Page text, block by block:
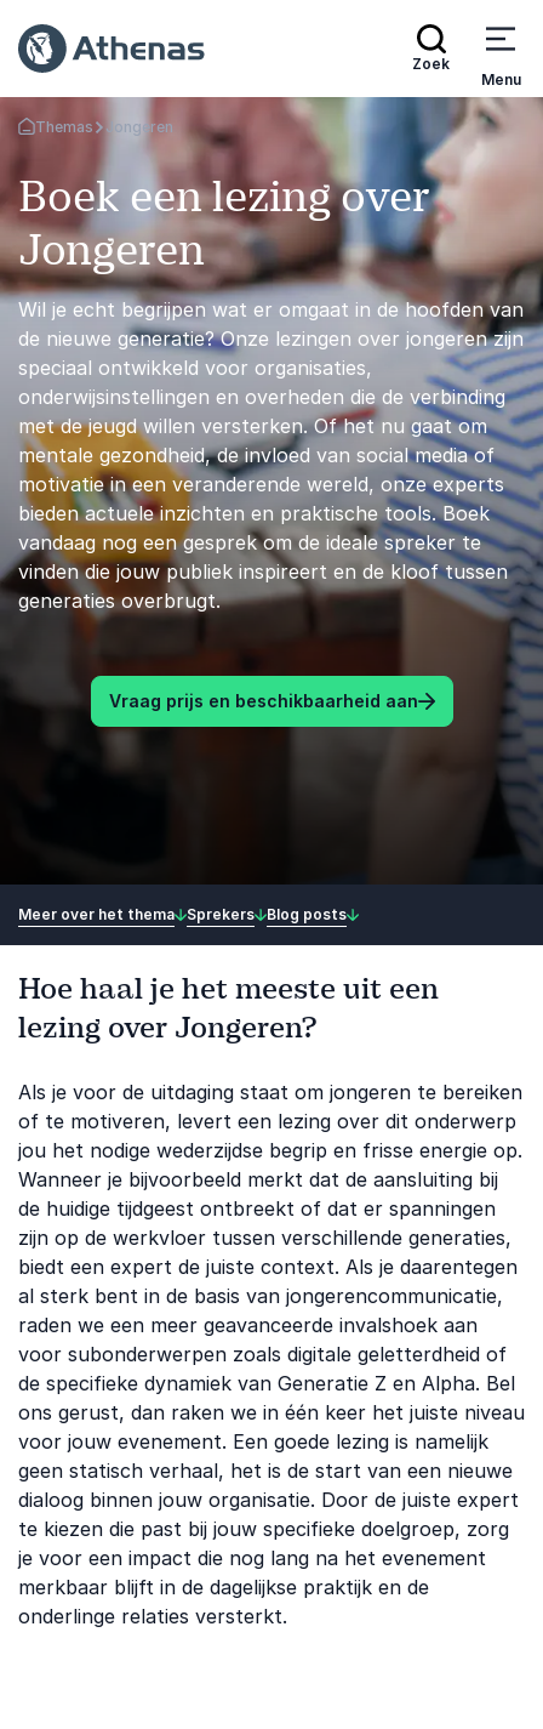
Zoek
Menu
Terug naar de startpagina
Themas Jongeren
Boek een lezing over
Jongeren
Wil je echt begrijpen wat er omgaat in de hoofden van
de nieuwe generatie? Onze lezingen over jongeren zijn
speciaal ontwikkeld voor organisaties,
onderwijsinstellingen en overheden die de verbinding
met de jeugd willen versterken. Of het nu gaat om
mentale gezondheid, de invloed van social media of
motivatie in een veranderende wereld, onze experts
bieden actuele inzichten en praktische tools. Boek
vandaag nog een gesprek om de ideale spreker te
vinden die jouw publiek inspireert en de kloof tussen
generaties overbrugt.
Vraag prijs en beschikbaarheid aan
Meer over het thema Sprekers Blog posts
Hoe haal je het meeste uit een
lezing over Jongeren?
Als je voor de uitdaging staat om jongeren te bereiken
of te motiveren, levert een lezing over dit onderwerp
jou het nodige wederzijdse begrip en frisse energie op.
Wanneer je bijvoorbeeld merkt dat de aansluiting bij
de huidige tijdgeest ontbreekt of dat er spanningen
zijn op de werkvloer tussen verschillende generaties,
biedt een expert de juiste context. Als je daarentegen
al sterk bent in de basis van jongerencommunicatie,
raden we een meer geavanceerde invalshoek aan
voor subonderwerpen zoals digitale geletterdheid of
de specifieke dynamiek van Generatie Z en Alpha. Bel
ons gerust, dan raken we in één keer het juiste niveau
voor jouw evenement. Een goede lezing is namelijk
geen statisch verhaal, het is de start van een nieuwe
dialoog binnen jouw organisatie. Door de juiste expert
te kiezen die past bij jouw specifieke doelgroep, zorg
je voor een impact die nog lang na het evenement
merkbaar blijft in de dagelijkse praktijk en de
onderlinge relaties versterkt.